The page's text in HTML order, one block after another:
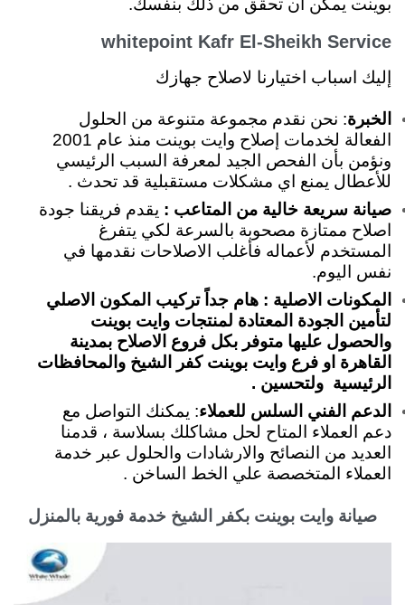
بوينت يمكن ان تحقق من ذلك بنفسك.
whitepoint Kafr El-Sheikh Service
إليك اسباب اختيارنا لاصلاح جهازك
الخبرة: نحن نقدم مجموعة متنوعة من الحلول
الفعالة لخدمات إصلاح وايت بوينت منذ عام 2001
ونؤمن بأن الفحص الجيد لمعرفة السبب الرئيسي
للأعطال يمنع اي مشكلات مستقبلية قد تحدث .
صيانة سريعة خالية من المتاعب : يقدم فريقنا جودة
اصلاح ممتازة مصحوبة بالسرعة لكي يتفرغ
المستخدم لأعماله فأغلب الاصلاحات نقدمها في
نفس اليوم.
المكونات الاصلية : هام جداً تركيب المكون الاصلي
لتأمين الجودة المعتادة لمنتجات وايت بوينت
والحصول عليها متوفر بكل فروع الاصلاح بمدينة
القاهرة او فرع وايت بوينت كفر الشيخ والمحافظات
الرئيسية ولتحسين .
الدعم الفني السلس للعملاء: يمكنك التواصل مع
دعم العملاء المتاح لحل مشاكلك بسلاسة ، قدمنا
العديد من النصائح والارشادات والحلول عبر خدمة
العملاء المتخصصة علي الخط الساخن .
صيانة وايت بوينت بكفر الشيخ خدمة فورية بالمنزل